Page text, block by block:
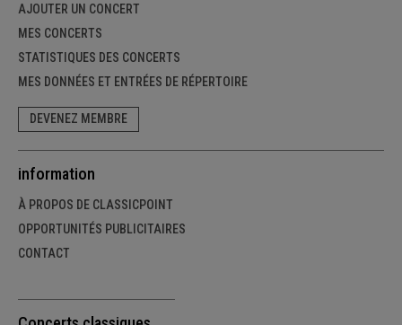
AJOUTER UN CONCERT
MES CONCERTS
STATISTIQUES DES CONCERTS
MES DONNÉES ET ENTRÉES DE RÉPERTOIRE
DEVENEZ MEMBRE
information
À PROPOS DE CLASSICPOINT
OPPORTUNITÉS PUBLICITAIRES
CONTACT